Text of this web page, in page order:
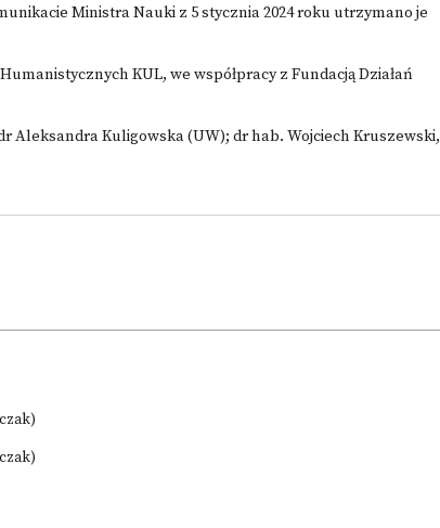
Ministra Nauki z 5 stycznia 2024 roku utrzymano je
KUL, we współpracy z Fundacją Działań
Aleksandra Kuligowska (UW); dr hab. Wojciech Kruszewski,